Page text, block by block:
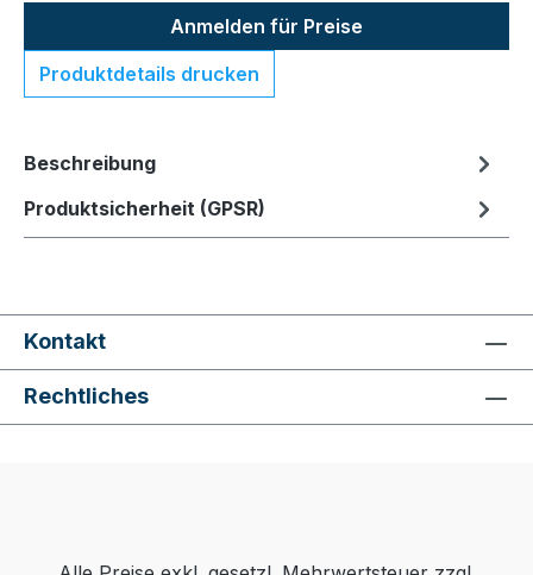
Anmelden für Preise
Produktdetails drucken
Beschreibung
Produktsicherheit (GPSR)
Kontakt
Rechtliches